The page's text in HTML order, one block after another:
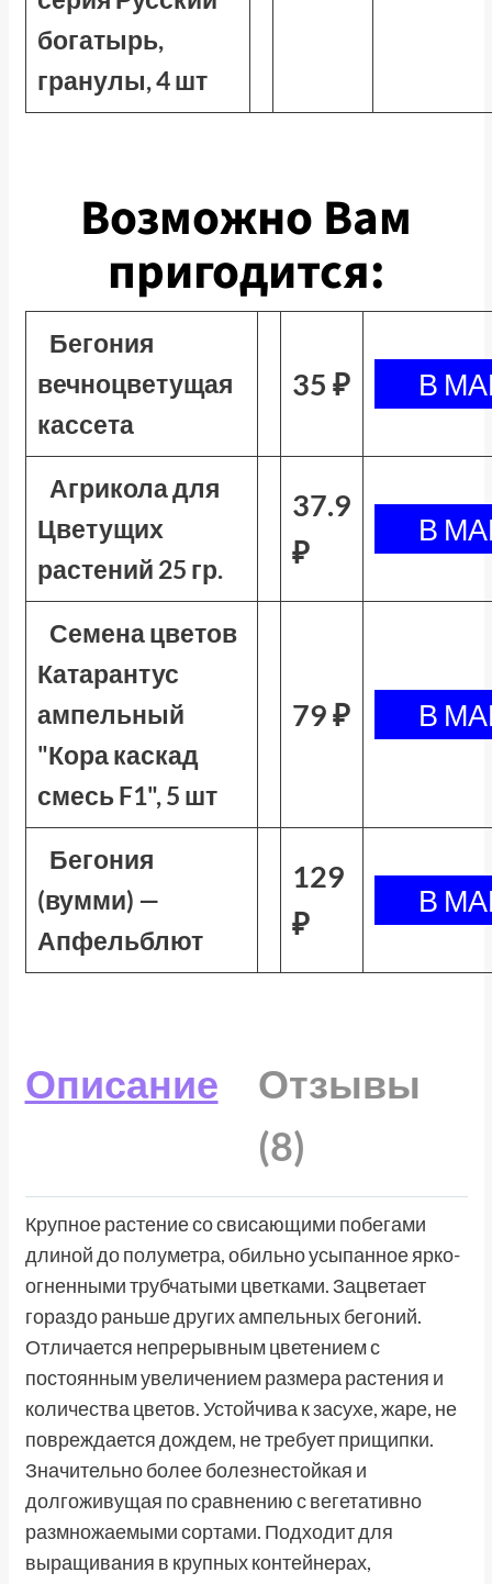
богатырь,
гранулы, 4 шт
Возможно Вам
пригодится:
Бегония
вечноцветущая
кассета
35 ₽
Агрикола для
Цветущих
растений 25 гр.
37.9
₽
Семена цветов
Катарантус
ампельный
"Кора каскад
смесь F1", 5 шт
79 ₽
Бегония
(вумми) —
Апфельблют
129
₽
Описание
Отзывы
(8)
Крупное растение со свисающими побегами
длиной до полуметра, обильно усыпанное ярко-
огненными трубчатыми цветками. Зацветает
гораздо раньше других ампельных бегоний.
Отличается непрерывным цветением с
постоянным увеличением размера растения и
количества цветов. Устойчива к засухе, жаре, не
повреждается дождем, не требует прищипки.
Значительно более болезнестойкая и
долгоживущая по сравнению с вегетативно
размножаемыми сортами. Подходит для
выращивания в крупных контейнерах,